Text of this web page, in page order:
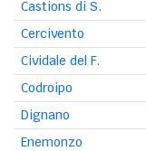
Castions di S.
Cercivento
Cividale del F.
Codroipo
Dignano
Enemonzo